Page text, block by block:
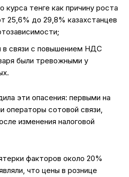
курса тенге как причину роста
25,6% до 29,8% казахстанцев
в связи с повышением НДС
были тревожными у
эти опасения: первыми на
операторы сотовой связи,
изменения налоговой
факторов около 20%
что цены в рознице